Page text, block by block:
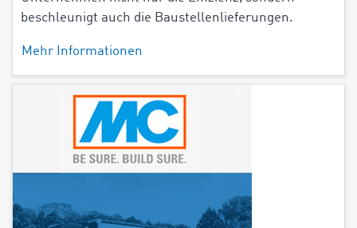
beschleunigt auch die Baustellenlieferungen.
Mehr Informationen